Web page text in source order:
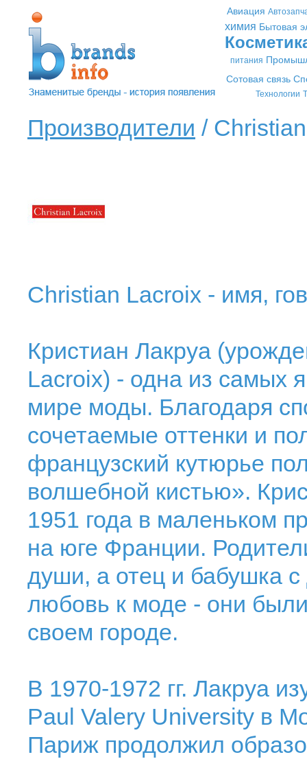
Авиация
химия Бытовая
питания
Сотовая связь
Технологии
Производители /
Christian Lacroix - имя,
Кристиан Лакруа
Lacroix) - одна из самых
мире моды. Благодаря
сочетаемые оттенки и
французский кутюрье
волшебной кистью».
1951 года в маленьком
на юге Франции.
души, а отец и бабушка
любовь к моде - они
своем городе.
В 1970-1972 гг. Лакруа
Paul Valery University в
Париж продолжил